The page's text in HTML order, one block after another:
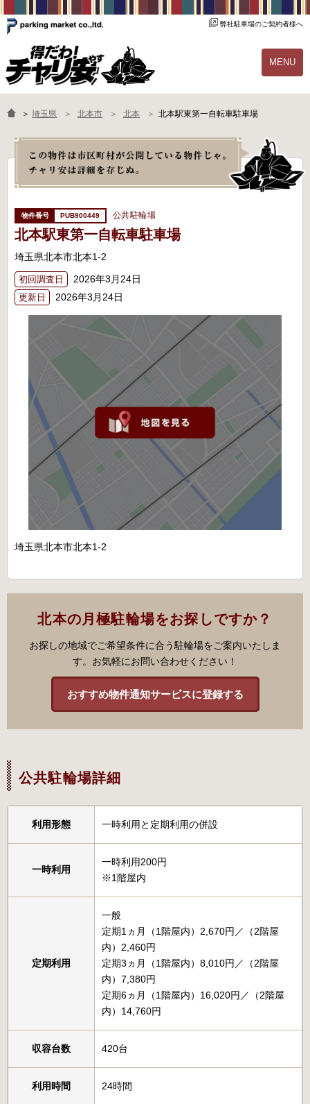
弊社駐車場のご契約者様へ
MENU
物件一覧 ご契約の流れ
よくあるご質問 駐輪場オーナー様へ
＞ 埼玉県 北本市 北本 北本駅東第一自転車駐車場
PUB900449 公共駐輪場
北本駅東第一自転車駐車場
埼玉県北本市北本1-2
初回調査日 2026年3月24日
更新日 2026年3月24日
埼玉県北本市北本1-2
北本の月極駐輪場をお探しですか？
お探しの地域でご希望条件に合う駐輪場をご案内いたしま
す。お気軽にお問い合わせください！
おすすめ物件通知サービスに登録する
公共駐輪場詳細
利用形態 一時利用と定期利用の併設
一時利用
一時利用200円
※1階屋内
定期利用
一般
定期1ヵ月（1階屋内）2,670円／（2階屋
内）2,460円
定期3ヵ月（1階屋内）8,010円／（2階屋
内）7,380円
定期6ヵ月（1階屋内）16,020円／（2階屋
内）14,760円
収容台数 420台
利用時間 24時間